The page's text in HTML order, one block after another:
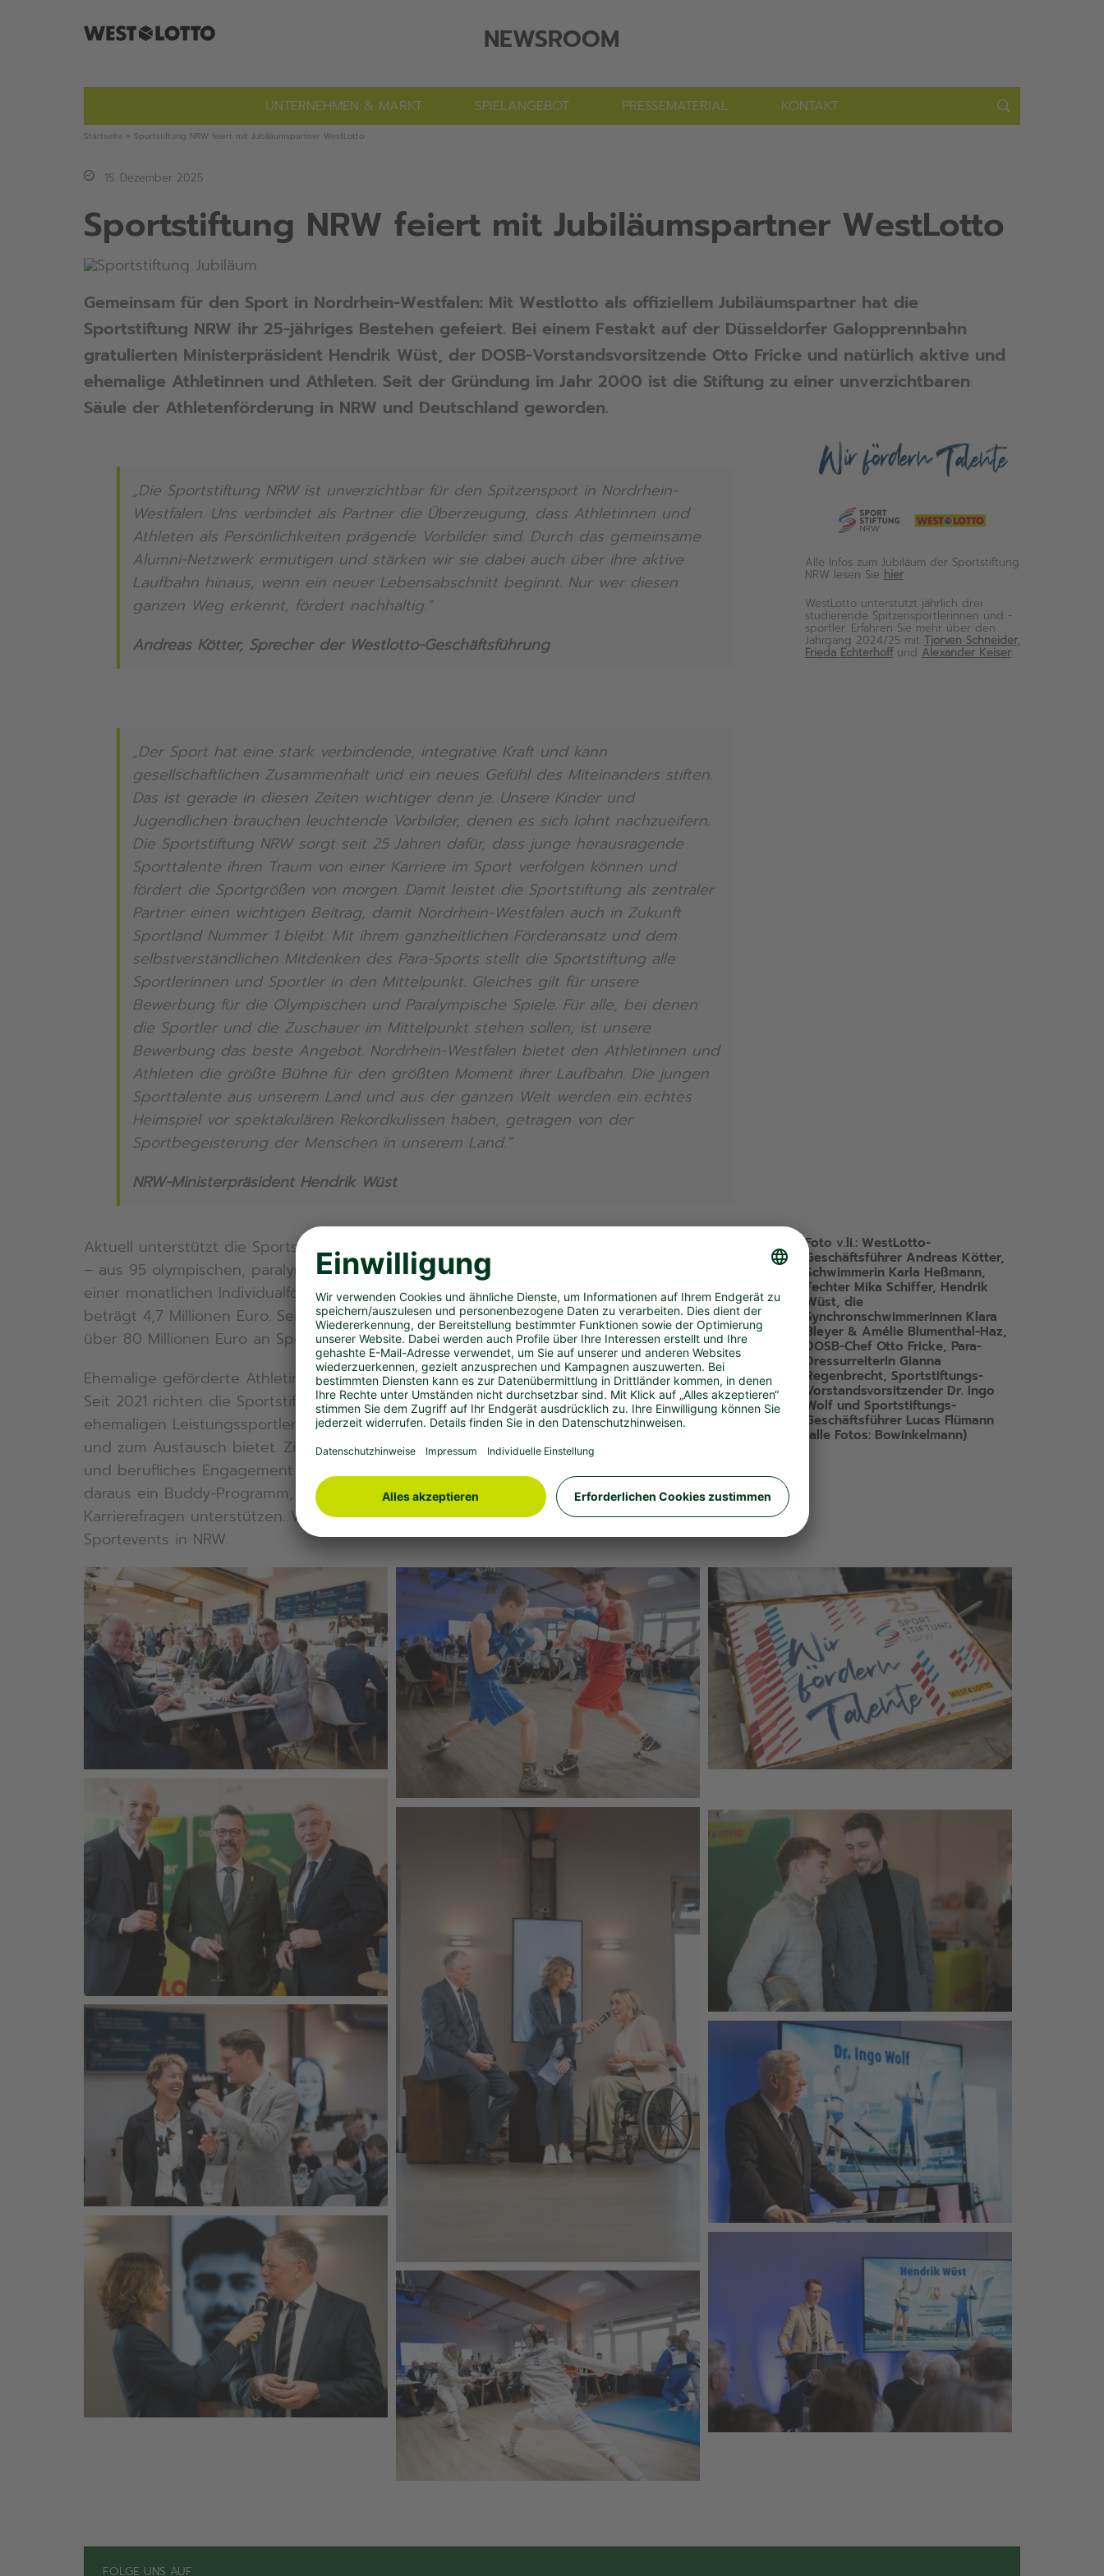
NEWSROOM
UNTERNEHMEN & MARKT SPIELANGEBOT PRESSEMATERIAL KONTAKT
Startseite » Sportstiftung NRW feiert mit Jubiläumspartner WestLotto
15. Dezember 2025
Sportstiftung NRW feiert mit Jubiläumspartner WestLotto
Gemeinsam für den Sport in Nordrhein-Westfalen: Mit Westlotto als offiziellem Jubiläumspartner hat die
Sportstiftung NRW ihr 25-jähriges Bestehen gefeiert. Bei einem Festakt auf der Düsseldorfer Galopprennbahn
gratulierten Ministerpräsident Hendrik Wüst, der DOSB-Vorstandsvorsitzende Otto Fricke und natürlich aktive und
ehemalige Athletinnen und Athleten. Seit der Gründung im Jahr 2000 ist die Stiftung zu einer unverzichtbaren
Säule der Athletenförderung in NRW und Deutschland geworden.
„Die Sportstiftung NRW ist unverzichtbar für den Spitzensport in Nordrhein-
Westfalen. Uns verbindet als Partner die Überzeugung, dass Athletinnen und
Athleten als Persönlichkeiten prägende Vorbilder sind. Durch das gemeinsame
Alumni-Netzwerk ermutigen und stärken wir sie dabei auch über ihre aktive
Laufbahn hinaus, wenn ein neuer Lebensabschnitt beginnt. Nur wer diesen
ganzen Weg erkennt, fördert nachhaltig.“
Andreas Kötter, Sprecher der Westlotto-Geschäftsführung
„Der Sport hat eine stark verbindende, integrative Kraft und kann
gesellschaftlichen Zusammenhalt und ein neues Gefühl des Miteinanders stiften.
Das ist gerade in diesen Zeiten wichtiger denn je. Unsere Kinder und
Jugendlichen brauchen leuchtende Vorbilder, denen es sich lohnt nachzueifern.
Die Sportstiftung NRW sorgt seit 25 Jahren dafür, dass junge herausragende
Sporttalente ihren Traum von einer Karriere im Sport verfolgen können und
fördert die Sportgrößen von morgen. Damit leistet die Sportstiftung als zentraler
Partner einen wichtigen Beitrag, damit Nordrhein-Westfalen auch in Zukunft
Sportland Nummer 1 bleibt. Mit ihrem ganzheitlichen Förderansatz und dem
selbstverständlichen Mitdenken des Para-Sports stellt die Sportstiftung alle
Sportlerinnen und Sportler in den Mittelpunkt. Gleiches gilt für unsere
Bewerbung für die Olympischen und Paralympische Spiele. Für alle, bei denen
die Sportler und die Zuschauer im Mittelpunkt stehen sollen, ist unsere
Bewerbung das beste Angebot. Nordrhein-Westfalen bietet den Athletinnen und
Athleten die größte Bühne für den größten Moment ihrer Laufbahn. Die jungen
Sporttalente aus unserem Land und aus der ganzen Welt werden ein echtes
Heimspiel vor spektakulären Rekordkulissen haben, getragen von der
Sportbegeisterung der Menschen in unserem Land.“
NRW-Ministerpräsident Hendrik Wüst
Alle Infos zum Jubiläum der Sportstiftung
NRW lesen Sie hier.
WestLotto unterstützt jährlich drei
studierende Spitzensportlerinnen und -
sportler. Erfahren Sie mehr über den
Jahrgang 2024/25 mit Tjorven Schneider,
Frieda Echterhoffund Alexander Keiser.
Aktuell unterstützt die Sportstiftung NRW rund 700 Nachwuchskader – so viele wie nie zuvor
– aus 95 olympischen, paralympischen, deaflympischen und World-Games-Sportarten mit
einer monatlichen Individualförderung von bis zu 650 Euro. Das jährliche Fördervolumen
beträgt 4,7 Millionen Euro. Seit ihrer Gründung durch die Landesregierung hat die Stiftung
über 80 Millionen Euro an Sportfördermitteln bereitgestellt.
Ehemalige geförderte Athletinnen und Athleten finden Unterstützung im Alumni-Netzwerk.
Seit 2021 richten die Sportstiftung und WestLotto gemeinsam das Alumni-Event aus, das
ehemaligen Leistungssportlerinnen und -sportlern aus NRW eine Plattform zur Vernetzung
und zum Austausch bietet. Ziel ist es auch, die Erfahrungen der Alumni in ehrenamtliches
und berufliches Engagement im
daraus ein Buddy-Programm, in dem Alumni junge Talente als Rat- und Impulsgeber bei
Karrierefragen unterstützen. WestLotto ist Partner von Sportland.NRW für zahlreiche
Sportevents in NRW.
Foto v.li.: WestLotto-
Geschäftsführer Andreas Kötter,
Schwimmerin Karla Heßmann,
Fechter Mika Schiffer, Hendrik
Wüst, die
Synchronschwimmerinnen Klara
Bleyer & Amélie Blumenthal-Haz,
DOSB-Chef Otto Fricke, Para-
Dressurreiterin Gianna
Regenbrecht, Sportstiftungs-
Vorstandsvorsitzender Dr. Ingo
Wolf und Sportstiftungs-
Geschäftsführer Lucas Flümann
(alle Fotos: Bowinkelmann)
FOLGE UNS AUF